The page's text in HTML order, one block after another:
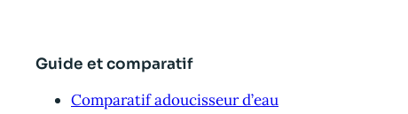
Guide et comparatif
Comparatif adoucisseur d’eau